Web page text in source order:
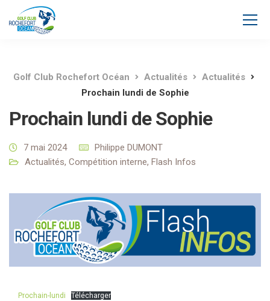
Golf Club Rochefort Océan Actualités
Actualités
Prochain lundi de Sophie
Prochain lundi de Sophie
7 mai 2024
Philippe DUMONT
Actualités, Compétition interne, Flash Infos
Prochain-lundi Télécharger